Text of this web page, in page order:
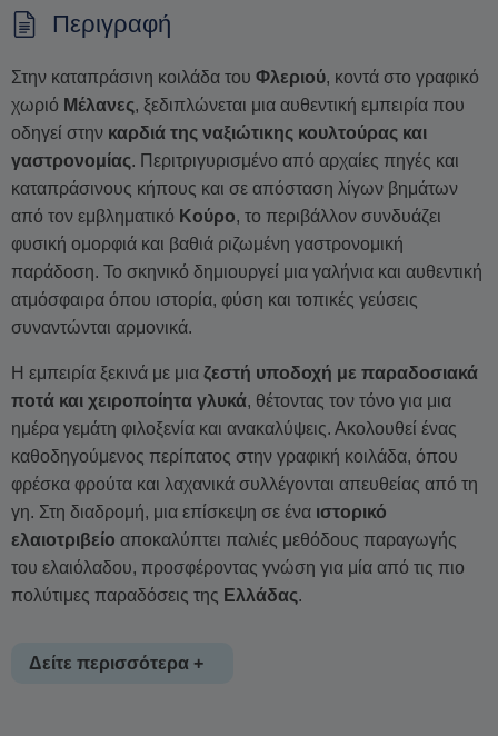
Περιγραφή
Στην καταπράσινη κοιλάδα του Φλεριού, κοντά στο γραφικό
χωριό Μέλανες, ξεδιπλώνεται μια αυθεντική εμπειρία που
οδηγεί στην καρδιά της ναξιώτικης κουλτούρας και
γαστρονομίας. Περιτριγυρισμένο από αρχαίες πηγές και
καταπράσινους κήπους και σε απόσταση λίγων βημάτων
από τον εμβληματικό Κούρο, το περιβάλλον συνδυάζει
φυσική ομορφιά και βαθιά ριζωμένη γαστρονομική
παράδοση. Το σκηνικό δημιουργεί μια γαλήνια και αυθεντική
ατμόσφαιρα όπου ιστορία, φύση και τοπικές γεύσεις
συναντώνται αρμονικά.
Η εμπειρία ξεκινά με μια ζεστή υποδοχή με παραδοσιακά
ποτά και χειροποίητα γλυκά, θέτοντας τον τόνο για μια
ημέρα γεμάτη φιλοξενία και ανακαλύψεις. Ακολουθεί ένας
καθοδηγούμενος περίπατος στην γραφική κοιλάδα, όπου
φρέσκα φρούτα και λαχανικά συλλέγονται απευθείας από τη
γη. Στη διαδρομή, μια επίσκεψη σε ένα ιστορικό
ελαιοτριβείο αποκαλύπτει παλιές μεθόδους παραγωγής
του ελαιόλαδου, προσφέροντας γνώση για μία από τις πιο
πολύτιμες παραδόσεις της Ελλάδας.
Δείτε περισσότερα +